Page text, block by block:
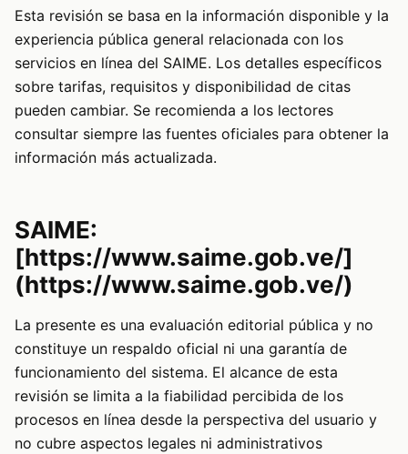
Esta revisión se basa en la información disponible y la
experiencia pública general relacionada con los
servicios en línea del SAIME. Los detalles específicos
sobre tarifas, requisitos y disponibilidad de citas
pueden cambiar. Se recomienda a los lectores
consultar siempre las fuentes oficiales para obtener la
información más actualizada.
SAIME:
[https://www.saime.gob.ve/]
(https://www.saime.gob.ve/)
La presente es una evaluación editorial pública y no
constituye un respaldo oficial ni una garantía de
funcionamiento del sistema. El alcance de esta
revisión se limita a la fiabilidad percibida de los
procesos en línea desde la perspectiva del usuario y
no cubre aspectos legales ni administrativos